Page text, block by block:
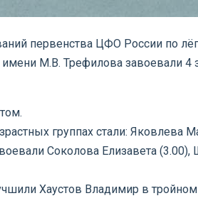
первенства ЦФО России по
М.В. Трефилова завоевали 4
группах стали: Яковлева
Соколова Елизавета
Хаустов Владимир в